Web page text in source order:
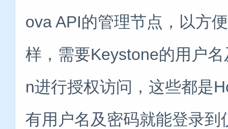
ova API的管理节点，以方
样，需要Keystone的用户
n进行授权访问，这些都是
有用户名及密码就能登录